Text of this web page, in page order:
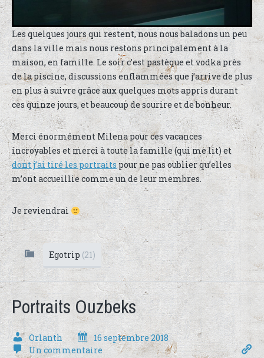
Les quelques jours qui restent, nous nous baladons un peu
dans la ville mais nous restons principalement à la
maison, en famille. Le soir c’est pastèque et vodka près
de la piscine, discussions enflammées que j’arrive de plus
en plus à suivre grâce aux quelques mots appris durant
ces quinze jours, et beaucoup de sourire et de bonheur.
Merci énormément Milena pour ces vacances
incroyables et merci à toute la famille (qui me lit) et
dont j’ai tiré les portraitspour ne pas oublier qu’elles
m’ont accueillie comme un de leur membres.
Je reviendrai
Egotrip (21)
Portraits Ouzbeks
Orlanth
16 septembre 2018
Un commentaire